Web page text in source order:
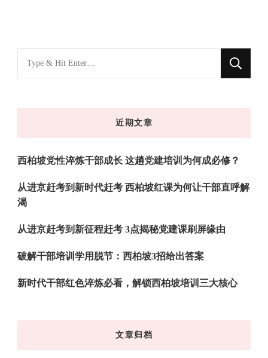
找
什
近期文章
西柏坡党性淬炼干部成长 这趟党建培训为何成必修？
从进京赶考到新时代赶考 西柏坡红课为何让干部直呼解
渴
从进京赶考到新征程赶考 3点揭秘党建课刷屏缘由
破解干部培训学用脱节：西柏坡3招给出答案
新时代干部红色淬炼必看，解锁西柏坡培训三大核心
文章归档